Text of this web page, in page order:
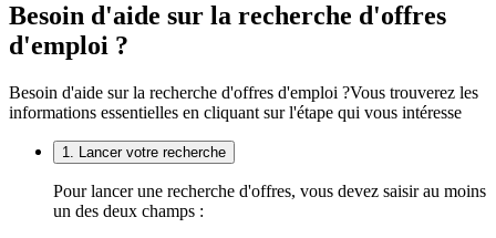
Besoin d'aide sur la recherche d'offres
d'emploi ?
Besoin d'aide sur la recherche d'offres d'emploi ?Vous trouverez les
informations essentielles en cliquant sur l'étape qui vous intéresse
1. Lancer votre recherche
Pour lancer une recherche d'offres, vous devez saisir au moins
un des deux champs :